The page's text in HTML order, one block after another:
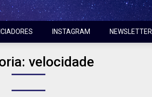
INSTAGRAM NEWSLETTER
marketing
velocidade